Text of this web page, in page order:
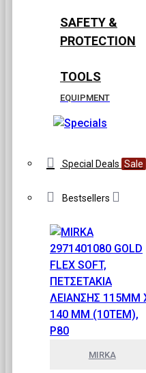
SAFETY &
PROTECTION
TOOLS
EQUIPMENT
Special Deals Sale
Bestsellers
MIRKA